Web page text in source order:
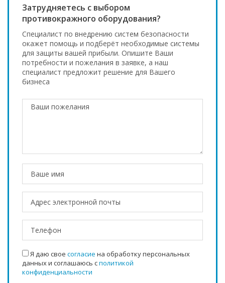
Затрудняетесь с выбором
противокражного оборудования?
Специалист по внедрению систем безопасности
окажет помощь и подберёт необходимые системы
для защиты вашей прибыли. Опишите Ваши
потребности и пожелания в заявке, а наш
специалист предложит решение для Вашего
бизнеса
Я даю свое согласие на обработку персональных
данных и соглашаюсь сполитикой
конфиденциальности